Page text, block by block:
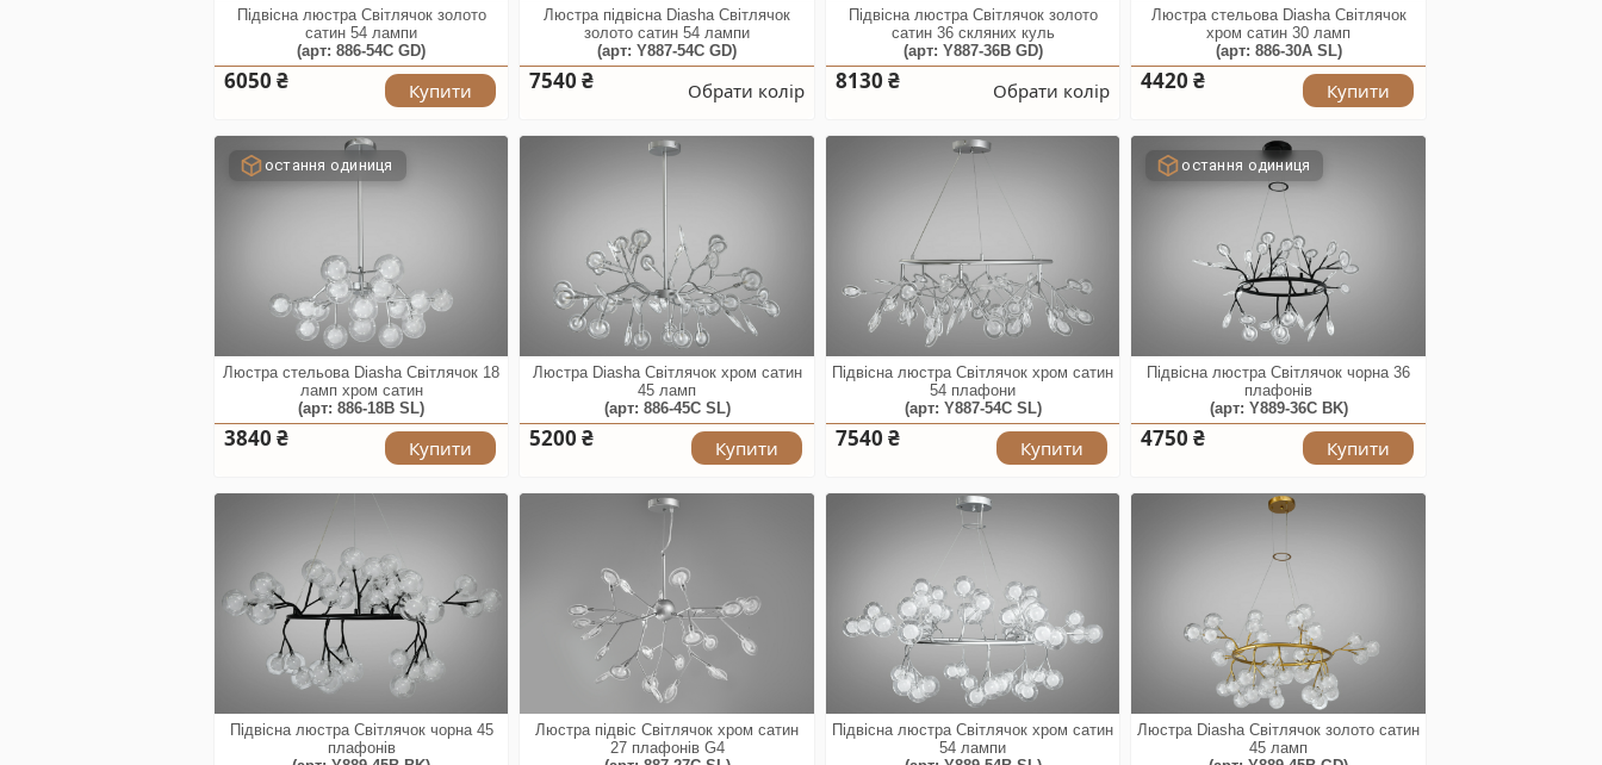
Підвісна люстра Світлячок золото
сатин 54 лампи
(арт: 886-54C GD)
6050 ₴ Купити
Люстра підвісна Diasha Світлячок
золото сатин 54 лампи
(арт: Y887-54C GD)
7540 ₴ Обрати колір
Підвісна люстра Світлячок золото
сатин 36 скляних куль
(арт: Y887-36B GD)
8130 ₴ Обрати колір
Люстра стельова Diasha Світлячок
хром сатин 30 ламп
(арт: 886-30A SL)
4420 ₴ Купити
остання одиниця
Люстра стельова Diasha Світлячок 18
ламп хром сатин
(арт: 886-18B SL)
3840 ₴ Купити
Люстра Diasha Світлячок хром сатин
45 ламп
(арт: 886-45C SL)
5200 ₴ Купити
Підвісна люстра Світлячок хром сатин
54 плафони
(арт: Y887-54C SL)
7540 ₴ Купити
остання одиниця
Підвісна люстра Світлячок чорна 36
плафонів
(арт: Y889-36C BK)
4750 ₴ Купити
Підвісна люстра Світлячок чорна 45
плафонів
Люстра підвіс Світлячок хром сатин
27 плафонів G4
Підвісна люстра Світлячок хром сатин
54 лампи
Люстра Diasha Світлячок золото сатин
45 ламп